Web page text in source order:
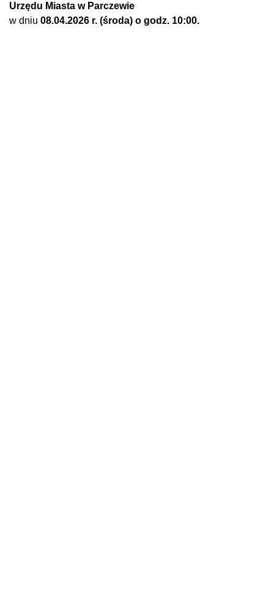
Urzędu Miasta w Parczewie
w dniu 08.04.2026 r. (środa) o godz. 10:00.